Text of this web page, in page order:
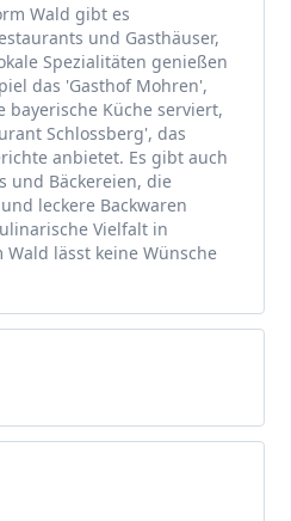
Wald gibt es
und Gasthäuser,
Spezialitäten genießen
das 'Gasthof Mohren',
bayerische Küche serviert,
Schlossberg', das
anbietet. Es gibt auch
und Bäckereien, die
leckere Backwaren
Vielfalt in
lässt keine Wünsche